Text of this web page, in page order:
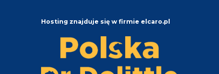
Hosting znajduje się w firmie elcaro.pl